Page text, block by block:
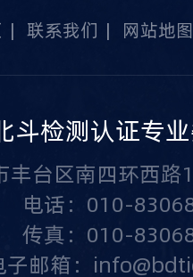
| 联系我们 | 网站地图
斗检测认证专
丰台区南四环西
电话：010-
传真：010-
子邮箱：